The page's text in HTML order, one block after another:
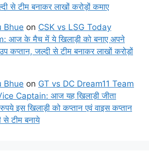
से टीम बनाकर लाखों करोड़ों कमाए
Bhue on CSK vs LSG Today
आज के मैच में ये खिलाड़ी को बनाए अपने
कप्तान, जल्दी से टीम बनाकर लाखों करोड़ों
Bhue on GT vs DC Dream11 Team
Captain: आज यह खिलाड़ी जीता
इस खिलाड़ी को कप्तान एवं वाइस कप्तान
से टीम बनाये